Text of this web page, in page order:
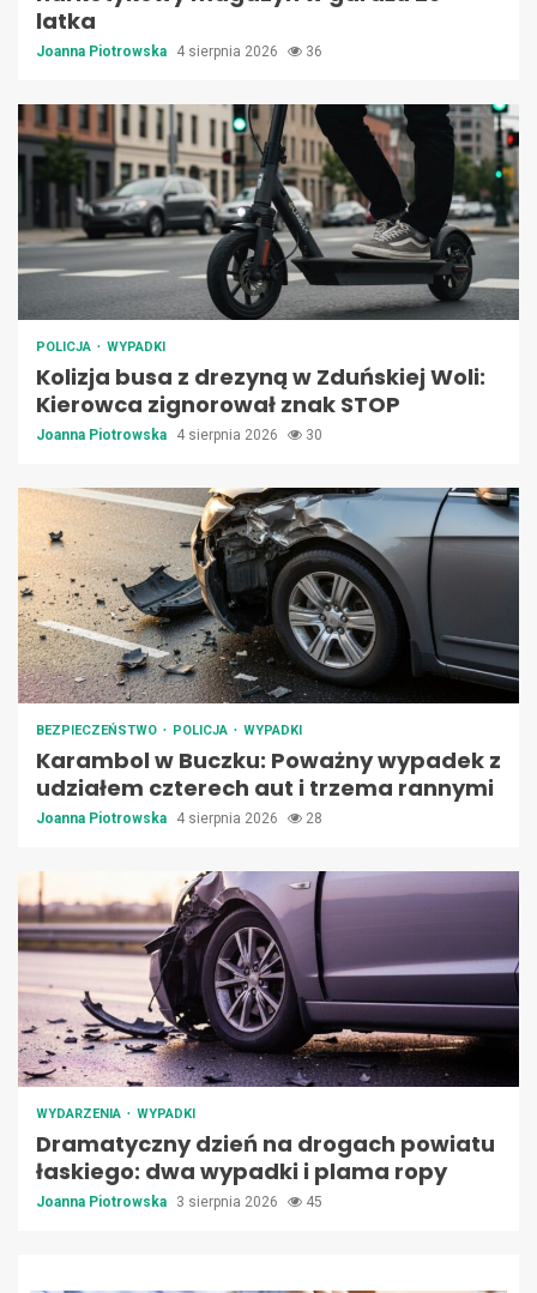
latka
Joanna Piotrowska 4 sierpnia 2026 36
POLICJA WYPADKI
Kolizja busa z drezyną w Zduńskiej Woli:
Kierowca zignorował znak STOP
Joanna Piotrowska 4 sierpnia 2026 30
BEZPIECZEŃSTWO POLICJA WYPADKI
Karambol w Buczku: Poważny wypadek z
udziałem czterech aut i trzema rannymi
Joanna Piotrowska 4 sierpnia 2026 28
WYDARZENIA WYPADKI
Dramatyczny dzień na drogach powiatu
łaskiego: dwa wypadki i plama ropy
Joanna Piotrowska 3 sierpnia 2026 45